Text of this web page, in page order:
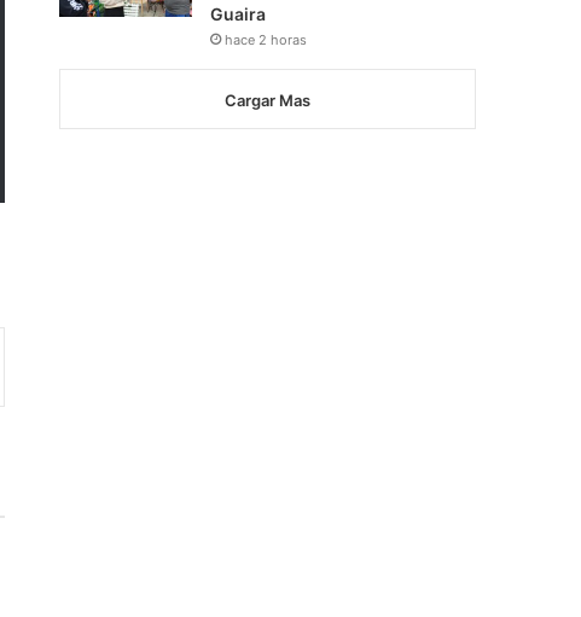
Guaira
hace 2 horas
Cargar Mas